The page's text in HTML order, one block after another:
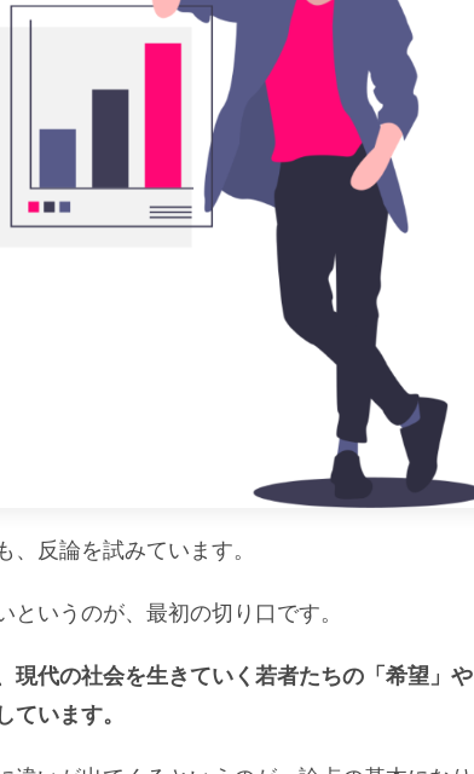
反論を試みています。
いうのが、最初の切り口です。
現代の社会を生きていく若者たちの「希望」や
ています。